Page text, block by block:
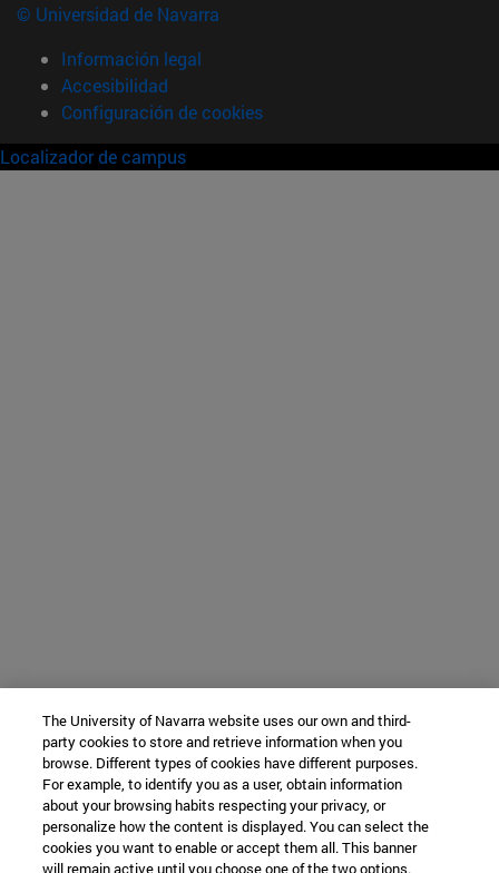
© Universidad de Navarra
Información legal
Accesibilidad
Configuración de cookies
Localizador de campus
The University of Navarra website uses our own and third-
party cookies to store and retrieve information when you
browse. Different types of cookies have different purposes.
For example, to identify you as a user, obtain information
about your browsing habits respecting your privacy, or
personalize how the content is displayed. You can select the
cookies you want to enable or accept them all. This banner
will remain active until you choose one of the two options.